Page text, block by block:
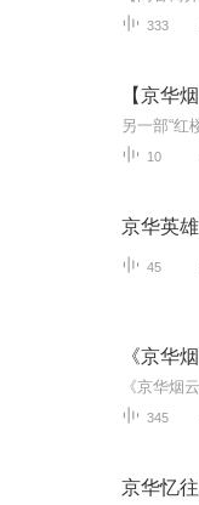
333
【京华
另一部“红
10
京华英雄
45
《京华
345
京华忆